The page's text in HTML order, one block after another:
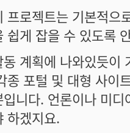
프로젝트는 기본적으
쉽게 잡을 수 있도록
동 계획에 나와있듯이
종 포털 및 대형 사이
입니다. 언론이나 미
하겠지요.